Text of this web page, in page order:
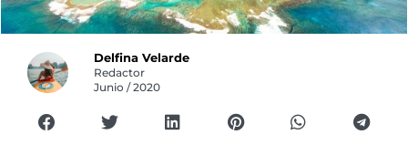
Delfina Velarde
Redactor
Junio / 2020